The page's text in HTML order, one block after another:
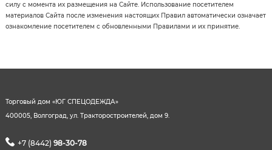
силу с момента их размещения на Сайте. Использование посетителем
материалов Сайта после изменения настоящих Правил автоматически означает
ознакомление посетителем с обновленными Правилами и их принятие.
Торговый дом «ЮГ СПЕЦОДЕЖДА»
400005, Волгоград, ул. Тракторостроителей, дом 9.
+7 (8442) 98-30-78